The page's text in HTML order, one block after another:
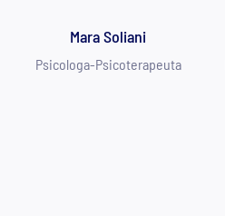
Mara Soliani
Psicologa-Psicoterapeuta